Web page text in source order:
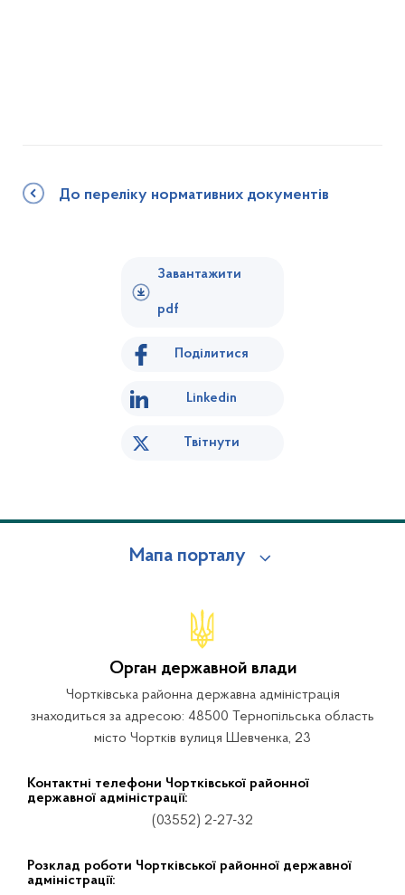
До переліку нормативних документів
Завантажити
pdf
Поділитися
Linkedin
Твітнути
Мапа порталу
Орган державной влади
Чортківська районна державна адміністрація
знаходиться за адресою: 48500 Тернопільська область
місто Чортків вулиця Шевченка, 23
Контактні телефони Чортківської районної
державної адміністрації:
(03552) 2-27-32
Розклад роботи Чортківської районної державної
адміністрації: